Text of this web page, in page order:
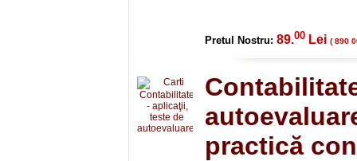
Pretul Nostru: 89.00 Lei ( 890
practică